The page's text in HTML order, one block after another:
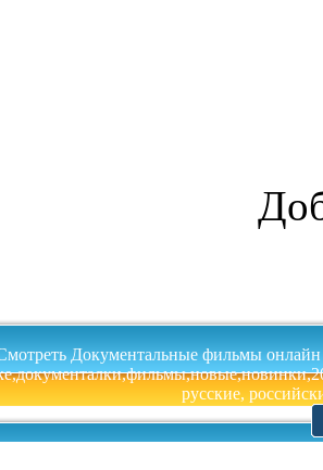
Документальные фильмы онлайн
русские,